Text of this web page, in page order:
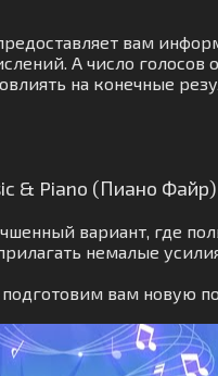
вам
А число
на конечные
& Piano (Пиано
вариант, где
немалые
вам новую